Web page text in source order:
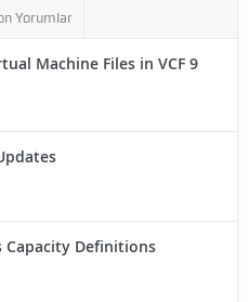
Yorumlar
Machine Files in VCF 9
Capacity Definitions